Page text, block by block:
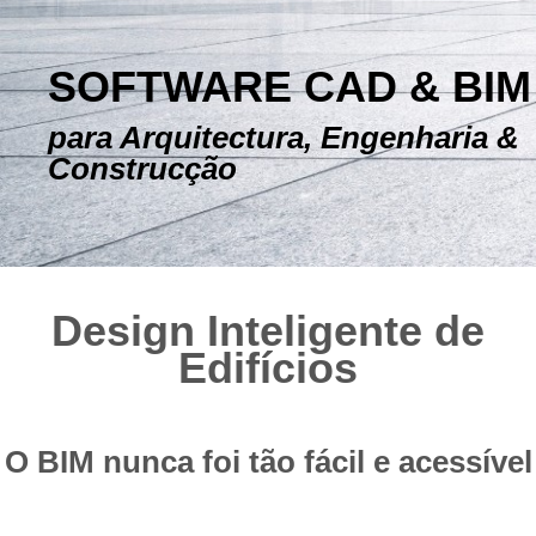
SOFTWARE CAD & BIM
para Arquitectura, Engenharia &
Construcção
Design Inteligente de
Edifícios
O BIM nunca foi tão fácil e acessível